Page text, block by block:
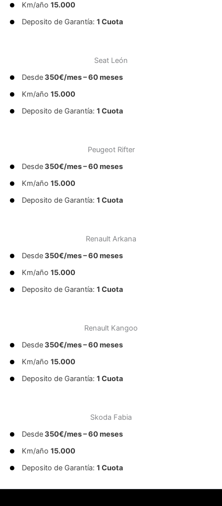
Km/año 15.000
Deposito de Garantía: 1 Cuota
Seat León
Desde350€/mes – 60 meses
Km/año 15.000
Deposito de Garantía: 1 Cuota
Peugeot Rifter
Desde350€/mes – 60 meses
Km/año 15.000
Deposito de Garantía: 1 Cuota
Renault Arkana
Desde350€/mes – 60 meses
Km/año 15.000
Deposito de Garantía: 1 Cuota
Renault Kangoo
Desde350€/mes – 60 meses
Km/año 15.000
Deposito de Garantía: 1 Cuota
Skoda Fabia
Desde350€/mes – 60 meses
Km/año 15.000
Deposito de Garantía: 1 Cuota